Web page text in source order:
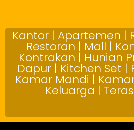
Kantor | Apartemen |
Restoran | Mall |
Kontrakan | Hunian
Dapur | Kitchen Set |
Kamar Mandi |
Keluarga |